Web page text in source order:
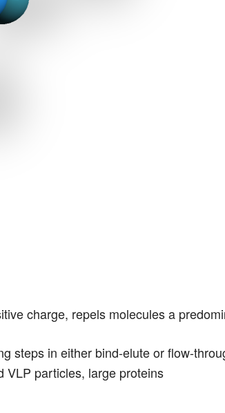
charge, repels molecules a
steps in either bind-elute or flow-
VLP particles, large proteins